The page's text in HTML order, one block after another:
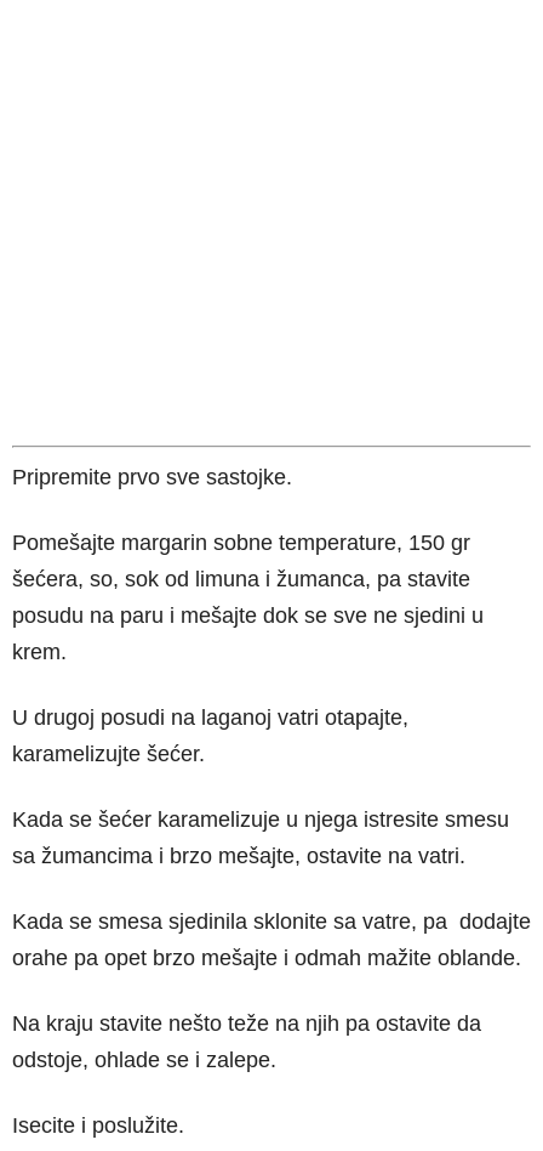
Pripremite prvo sve sastojke.
Pomešajte margarin sobne temperature, 150 gr
šećera, so, sok od limuna i žumanca, pa stavite
posudu na paru i mešajte dok se sve ne sjedini u
krem.
U drugoj posudi na laganoj vatri otapajte,
karamelizujte šećer.
Kada se šećer karamelizuje u njega istresite smesu
sa žumancima i brzo mešajte, ostavite na vatri.
Kada se smesa sjedinila sklonite sa vatre, pa dodajte
orahe pa opet brzo mešajte i odmah mažite oblande.
Na kraju stavite nešto teže na njih pa ostavite da
odstoje, ohlade se i zalepe.
Isecite i poslužite.